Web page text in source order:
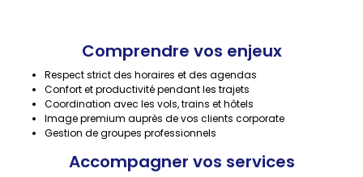
Comprendre vos enjeux
Respect strict des horaires et des agendas
Confort et productivité pendant les trajets
Coordination avec les vols, trains et hôtels
Image premium auprès de vos clients corporate
Gestion de groupes professionnels
Accompagner vos services